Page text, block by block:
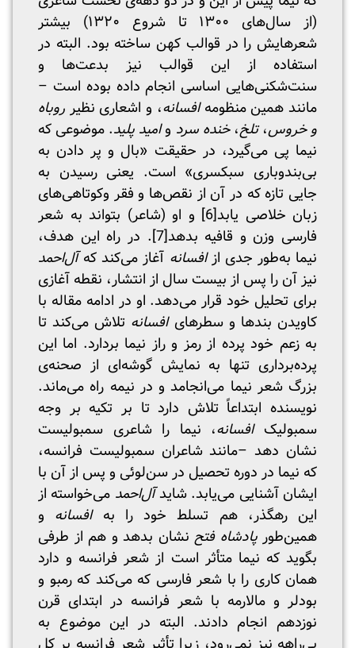
(از سال‌های ۱۳۰۰ تا شروع ۱۳۲۰) بیشتر
شعرهایش را در قوالب کهن ساخته بود. البته در
استفاده از این قوالب نیز بدعت‌ها و
سنت‌شکنی‌هایی اساسی انجام داده بوده است –
مانند همین منظومهافسانه، و اشعاری نظیر روباه
و خروس،تلخ،خنده سرد وامید پلید. موضوعی که
نیما پی‌ می‌گیرد، در حقیقت «بال و پر دادن به
بی‌بندوباری سبکسری» است. یعنی رسیدن به
جایی تازه که در آن از نقص‌ها و فقر وکوتاهی‌های
زبان خلاصی یابد[6]
و او (شاعر) بتواند به شعر
فارسی وزن و قافیه بدهد[7]
. در راه این هدف،
نیما به‌طور جدی ازافسانه آغاز می‌کند کهآل‌احمد
نیز آن را پس از بیست سال از انتشار، نقطه آغازی
برای تحلیل خود قرار می‌دهد. او در ادامه مقاله با
کاویدن بندها و سطرهایافسانه تلاش می‌کند تا
به زعم خود پرده از رمز و راز نیما بردارد. اما این
پرده‌برداری تنها به نمایش گوشه‌ای از صحنه‌ی
بزرگ شعر نیما می‌انجامد و در نیمه راه می‌ماند.
نویسنده ابتداعاً تلاش دارد تا بر تکیه بر وجه
سمبولیکافسانه، نیما را شاعری سمبولیست
نشان دهد –مانند شاعران سمبولیست فرانسه،
که نیما در دوره تحصیل در سن‌لوئی و پس از آن با
ایشان آشنایی می‌یابد. شایدآل‌احمد می‌خواسته از
این رهگذر، هم تسلط خود را بهافسانه و
همین‌طورپادشاه فتح نشان بدهد و هم از طرفی
بگوید که نیما متأثر است از شعر فرانسه و دارد
همان‌ کاری را با شعر فارسی که می‌کند که رمبو و
بودلر و مالارمه با شعر فرانسه در ابتدای قرن
نوزدهم انجام دادند. البته در این موضوع به